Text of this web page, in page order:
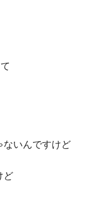
ないんですけど
ど